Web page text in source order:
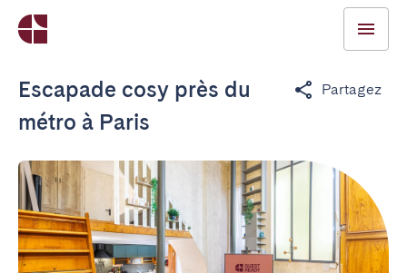
Escapade cosy près du
métro à Paris
Partagez